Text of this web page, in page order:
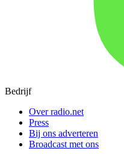
Bedrijf
Over radio.net
Press
Bij ons adverteren
Broadcast met ons